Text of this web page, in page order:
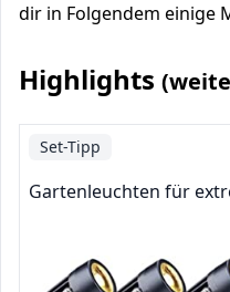
dir in Folgendem einige
Highlights
Set-Tipp
Gartenleuchten für